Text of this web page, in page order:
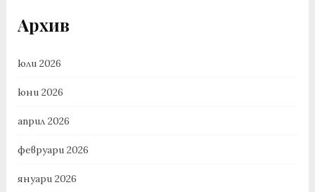
Архив
юли 2026
юни 2026
април 2026
февруари 2026
януари 2026